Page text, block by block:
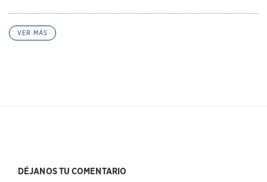
VER MÁS
DÉJANOS TU COMENTARIO